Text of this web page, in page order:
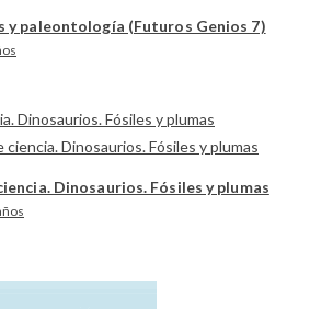
y paleontología (Futuros Genios 7)
Dinosaurios. Fósiles y plumas